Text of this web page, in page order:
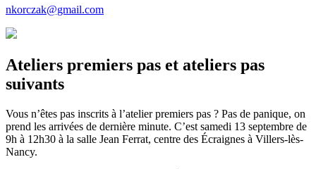
nkorczak@gmail.com
Ateliers premiers pas et ateliers pas
suivants
Vous n’êtes pas inscrits à l’atelier premiers pas ? Pas de panique, on
prend les arrivées de dernière minute. C’est samedi 13 septembre de
9h à 12h30 à la salle Jean Ferrat, centre des Écraignes à Villers-lès-
Nancy.